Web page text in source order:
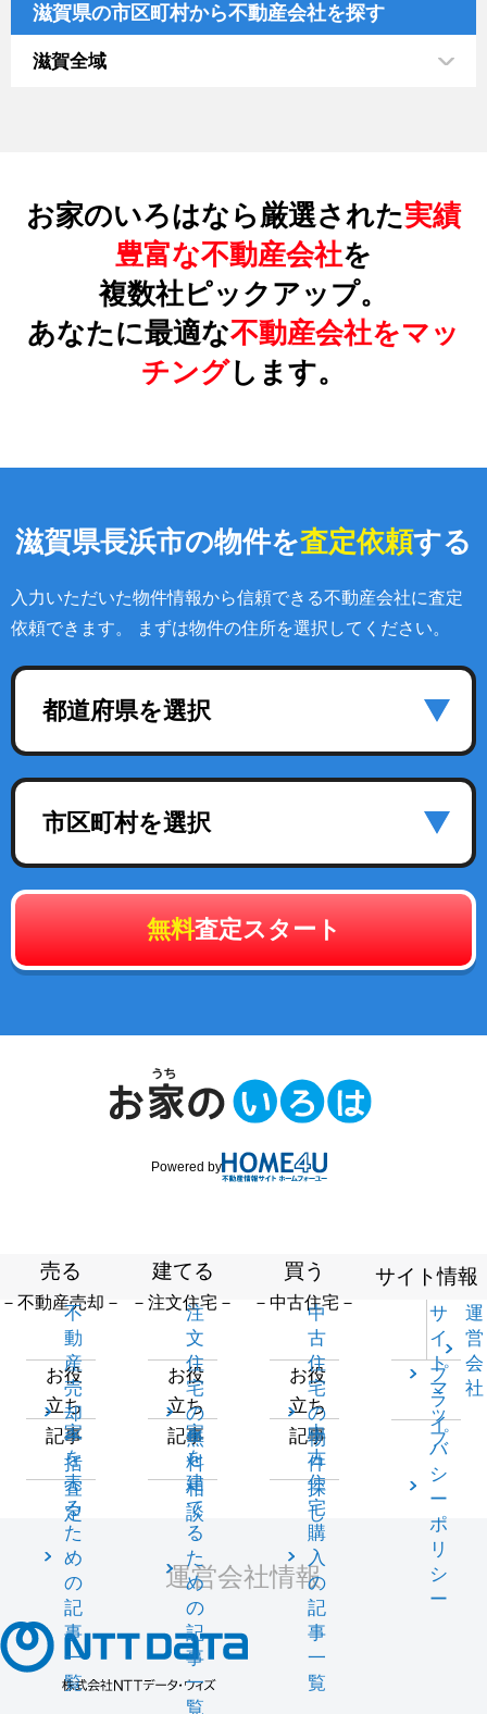
滋賀県の市区町村から不動産会社を探す
滋賀全域
お家のいろはなら厳選された実績
豊富な不動産会社を
複数社ピックアップ。
あなたに最適な不動産会社をマッ
チングします。
滋賀県長浜市の物件を査定依頼する
入力いただいた物件情報から信頼できる不動産会社に査定
依頼できます。 まずは物件の住所を選択してください。
都道府県を選択
市区町村を選択
無料査定スタート
Powered by
売る
－不動産売却－
不
動
産
売
却
一
括
査
定
お役
立ち
記事
家
を
売
る
た
め
の
記
事
一
覧
建てる
－注文住宅－
注
文
住
宅
の
無
料
相
談
お役
立ち
記事
家
を
建
て
る
た
め
の
記
事
一
覧
買う
－中古住宅－
中
古
住
宅
の
物
件
探
し
お役
立ち
記事
中
古
住
宅
購
入
の
記
事
一
覧
サイト情報
サ
イ
ト
マ
ッ
プ
運
営
会
社
プ
ラ
イ
バ
シ
ー
ポ
リ
シ
ー
運営会社情報